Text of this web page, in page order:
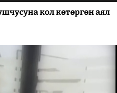
кол көтөргөн аял